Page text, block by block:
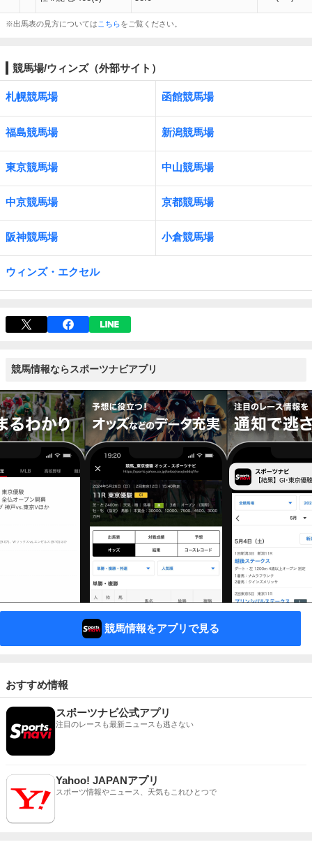
※出馬表の見方については こちらをご覧ください。
競馬場/ウィンズ（外部サイト）
札幌競馬場 函館競馬場
福島競馬場 新潟競馬場
東京競馬場 中山競馬場
中京競馬場 京都競馬場
阪神競馬場 小倉競馬場
ウィンズ・エクセル
競馬情報ならスポーツナビアプリ
競馬情報をアプリで見る
おすすめ情報
スポーツナビ公式アプリ
注目のレースも最新ニュースも逃さない
Yahoo! JAPANアプリ
スポーツ情報やニュース、天気もこれひとつで